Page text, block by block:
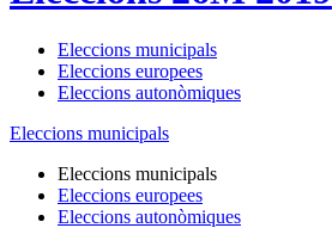
Eleccions municipals
Eleccions europees
Eleccions autonòmiques
Eleccions municipals
Eleccions municipals
Eleccions europees
Eleccions autonòmiques